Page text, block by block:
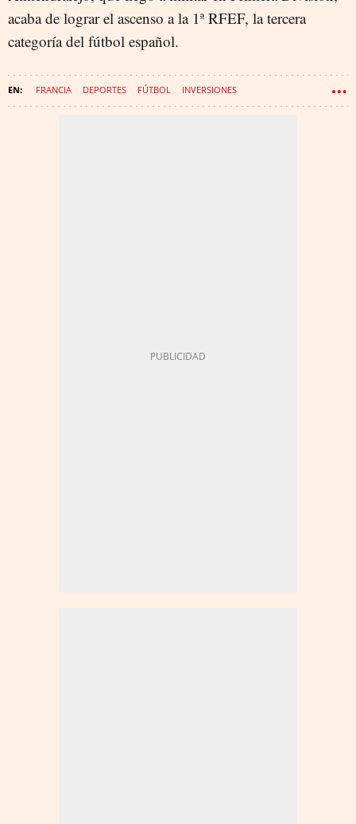
acaba de lograr el ascenso a la 1ª RFEF, la tercera
categoría del fútbol español.
FRANCIA DEPORTES FÚTBOL INVERSIONES